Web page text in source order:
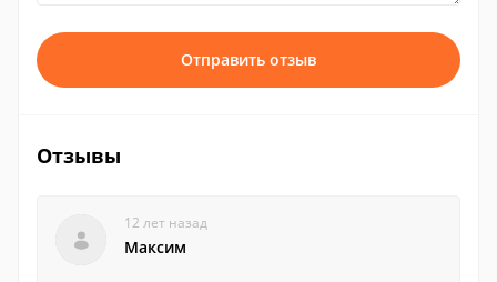
Отправить отзыв
Отзывы
12 лет назад
Максим